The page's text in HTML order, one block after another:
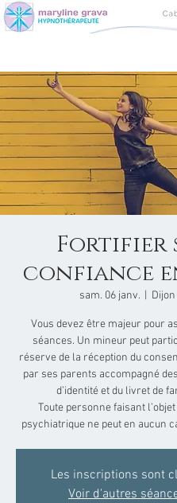
Fortifier
confiance
sam. 06 janv.
  |
Dijon
Vous devez être majeur pour
séances. Un mineur peut
réserve de la réception du
par ses parents accompagné
d’identité et du livret de
Toute personne faisant
Les inscriptions sont
Voir d'autres